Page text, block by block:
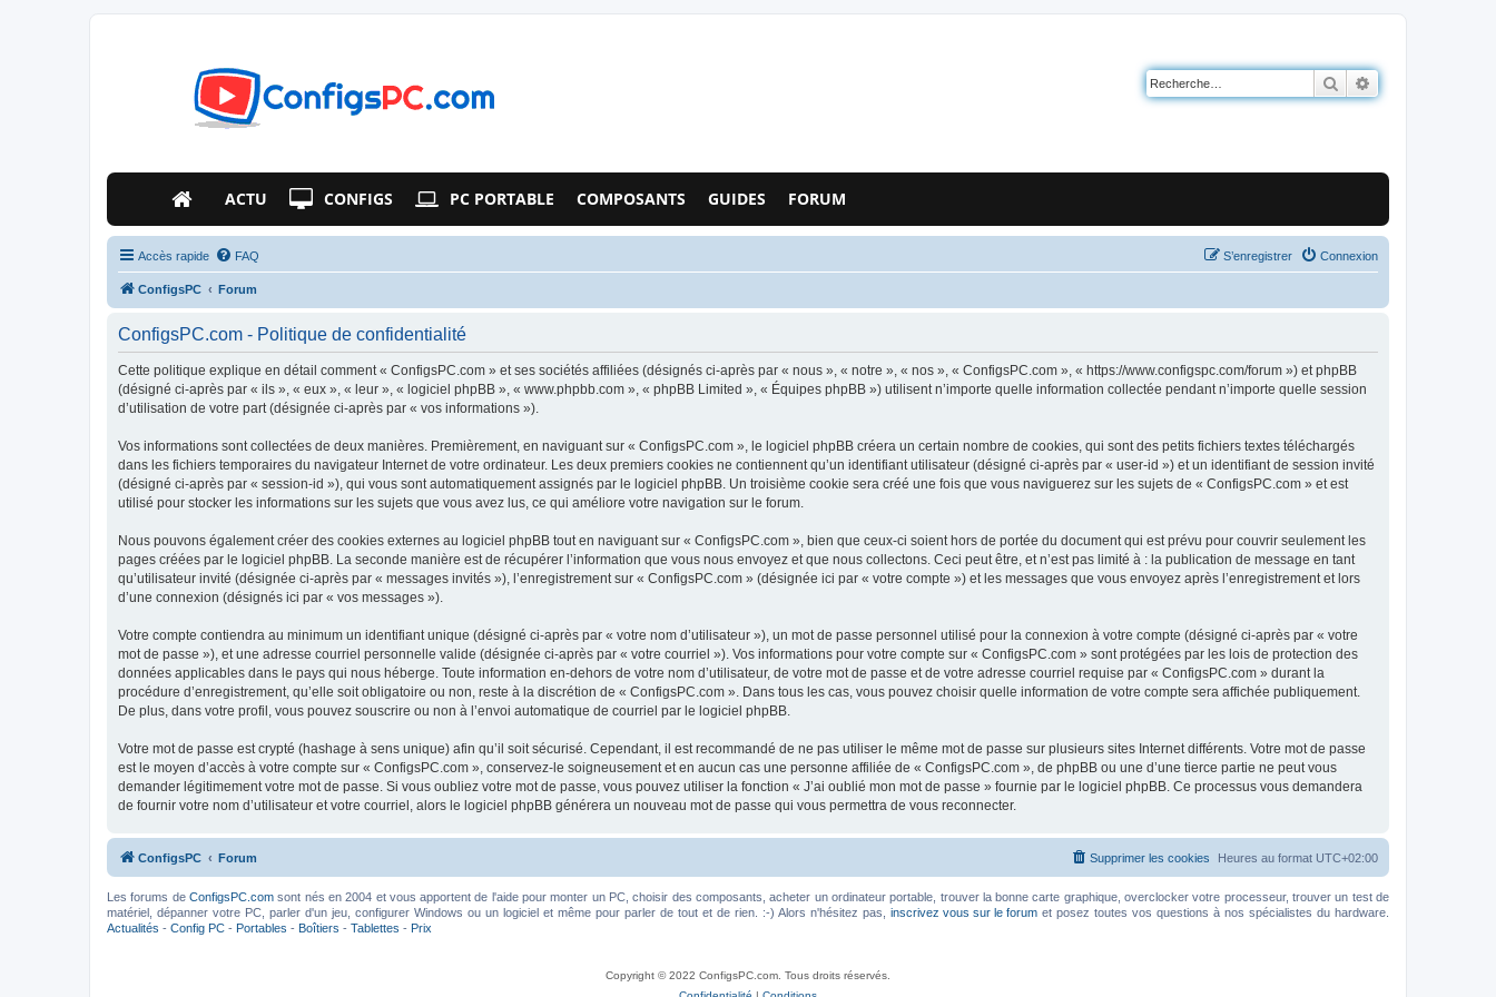
Rechercher
ACTU CONFIGS PC PORTABLE COMPOSANTS GUIDES FORUM
Accès rapide FAQ Connexion
S’enregistrer
ConfigsPC Forum
ConfigsPC.com - Politique de confidentialité
Cette politique explique en détail comment « ConfigsPC.com » et ses sociétés affiliées (désignés ci-après par « nous », « notre », « nos », « ConfigsPC.com », « https://www.configspc.com/forum ») et phpBB
(désigné ci-après par « ils », « eux », « leur », « logiciel phpBB », « www.phpbb.com », « phpBB Limited », « Équipes phpBB ») utilisent n’importe quelle information collectée pendant n’importe quelle session
d’utilisation de votre part (désignée ci-après par « vos informations »).
Vos informations sont collectées de deux manières. Premièrement, en naviguant sur « ConfigsPC.com », le logiciel phpBB créera un certain nombre de cookies, qui sont des petits fichiers textes téléchargés
dans les fichiers temporaires du navigateur Internet de votre ordinateur. Les deux premiers cookies ne contiennent qu’un identifiant utilisateur (désigné ci-après par « user-id ») et un identifiant de session invité
(désigné ci-après par « session-id »), qui vous sont automatiquement assignés par le logiciel phpBB. Un troisième cookie sera créé une fois que vous naviguerez sur les sujets de « ConfigsPC.com » et est
utilisé pour stocker les informations sur les sujets que vous avez lus, ce qui améliore votre navigation sur le forum.
Nous pouvons également créer des cookies externes au logiciel phpBB tout en naviguant sur « ConfigsPC.com », bien que ceux-ci soient hors de portée du document qui est prévu pour couvrir seulement les
pages créées par le logiciel phpBB. La seconde manière est de récupérer l’information que vous nous envoyez et que nous collectons. Ceci peut être, et n’est pas limité à : la publication de message en tant
qu’utilisateur invité (désignée ci-après par « messages invités »), l’enregistrement sur « ConfigsPC.com » (désignée ici par « votre compte ») et les messages que vous envoyez après l’enregistrement et lors
d’une connexion (désignés ici par « vos messages »).
Votre compte contiendra au minimum un identifiant unique (désigné ci-après par « votre nom d’utilisateur »), un mot de passe personnel utilisé pour la connexion à votre compte (désigné ci-après par « votre
mot de passe »), et une adresse courriel personnelle valide (désignée ci-après par « votre courriel »). Vos informations pour votre compte sur « ConfigsPC.com » sont protégées par les lois de protection des
données applicables dans le pays qui nous héberge. Toute information en-dehors de votre nom d’utilisateur, de votre mot de passe et de votre adresse courriel requise par « ConfigsPC.com » durant la
procédure d’enregistrement, qu’elle soit obligatoire ou non, reste à la discrétion de « ConfigsPC.com ». Dans tous les cas, vous pouvez choisir quelle information de votre compte sera affichée publiquement.
De plus, dans votre profil, vous pouvez souscrire ou non à l’envoi automatique de courriel par le logiciel phpBB.
Votre mot de passe est crypté (hashage à sens unique) afin qu’il soit sécurisé. Cependant, il est recommandé de ne pas utiliser le même mot de passe sur plusieurs sites Internet différents. Votre mot de passe
est le moyen d’accès à votre compte sur « ConfigsPC.com », conservez-le soigneusement et en aucun cas une personne affiliée de « ConfigsPC.com », de phpBB ou une d’une tierce partie ne peut vous
demander légitimement votre mot de passe. Si vous oubliez votre mot de passe, vous pouvez utiliser la fonction « J’ai oublié mon mot de passe » fournie par le logiciel phpBB. Ce processus vous demandera
de fournir votre nom d’utilisateur et votre courriel, alors le logiciel phpBB générera un nouveau mot de passe qui vous permettra de vous reconnecter.
ConfigsPC Forum Heures au format UTC+02:00
Supprimer les cookies
Les forums de ConfigsPC.comsont nés en 2004 et vous apportent de l'aide pour monter un PC, choisir des composants, acheter un ordinateur portable, trouver la bonne carte graphique, overclocker votre processeur, trouver un test de
matériel, dépanner votre PC, parler d'un jeu, configurer Windows ou un logiciel et même pour parler de tout et de rien. :-) Alors n'hésitez pas, inscrivez vous sur le forum et posez toutes vos questions à nos spécialistes du hardware.
Actualités - Config PC - Portables - Boîtiers - Tablettes - Prix
Copyright © 2022 ConfigsPC.com. Tous droits réservés.